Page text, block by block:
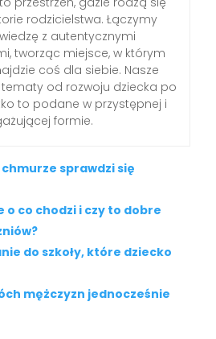
rodzicielstwa. Łączymy
z autentycznymi
tworząc miejsce, w którym
coś dla siebie. Nasze
tematy od rozwoju dziecka po
to podane w przystępnej i
formie.
chmurze sprawdzi się
o co chodzi i czy to dobre
do szkoły, które dziecko
mężczyzn jednocześnie